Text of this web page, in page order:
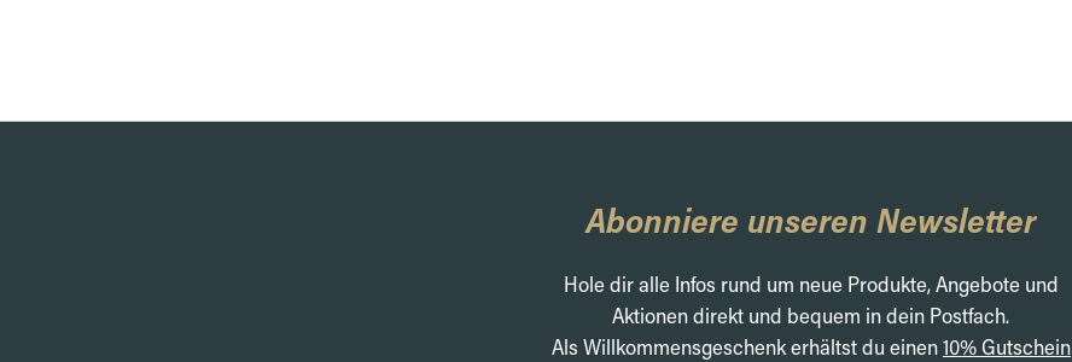
Abonniere unseren Newsletter
Hole dir alle Infos rund um neue Produkte, Angebote und
Aktionen direkt und bequem in dein Postfach.
Als Willkommensgeschenk erhältst du einen10% Gutschein